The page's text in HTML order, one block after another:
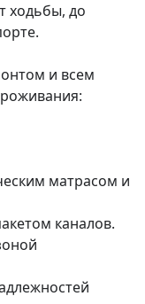
ходьбы, до
и всем
матрасом и
каналов.